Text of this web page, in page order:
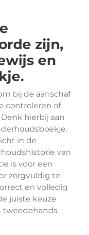
zijn,
en
bij de aanschaf
controleren of
hierbij aan
in de
van
is voor een
zorgvuldig te
en volledig
juiste keuze
tweedehands